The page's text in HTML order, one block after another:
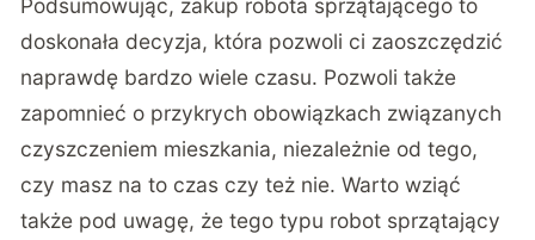
Podsumowując, zakup robota sprzątającego to
doskonała decyzja, która pozwoli ci zaoszczędzić
naprawdę bardzo wiele czasu. Pozwoli także
zapomnieć o przykrych obowiązkach związanych
czyszczeniem mieszkania, niezależnie od tego,
czy masz na to czas czy też nie. Warto wziąć
także pod uwagę, że tego typu robot sprzątający